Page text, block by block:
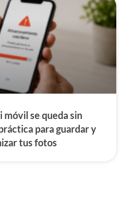
móvil se queda sin
para guardar y
tus fotos